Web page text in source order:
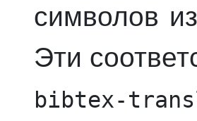
символов
Эти
bibtex-